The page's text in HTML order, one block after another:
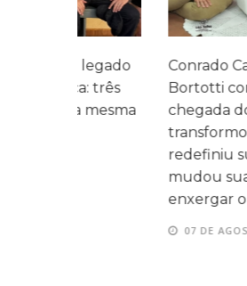
Conrado Camargo
Bortotti conta como a
chegada dos filhos
transformou sua rotina,
redefiniu suas
mudou sua forma de
enxergar o sucesso
07 DE AGOSTO, 2026